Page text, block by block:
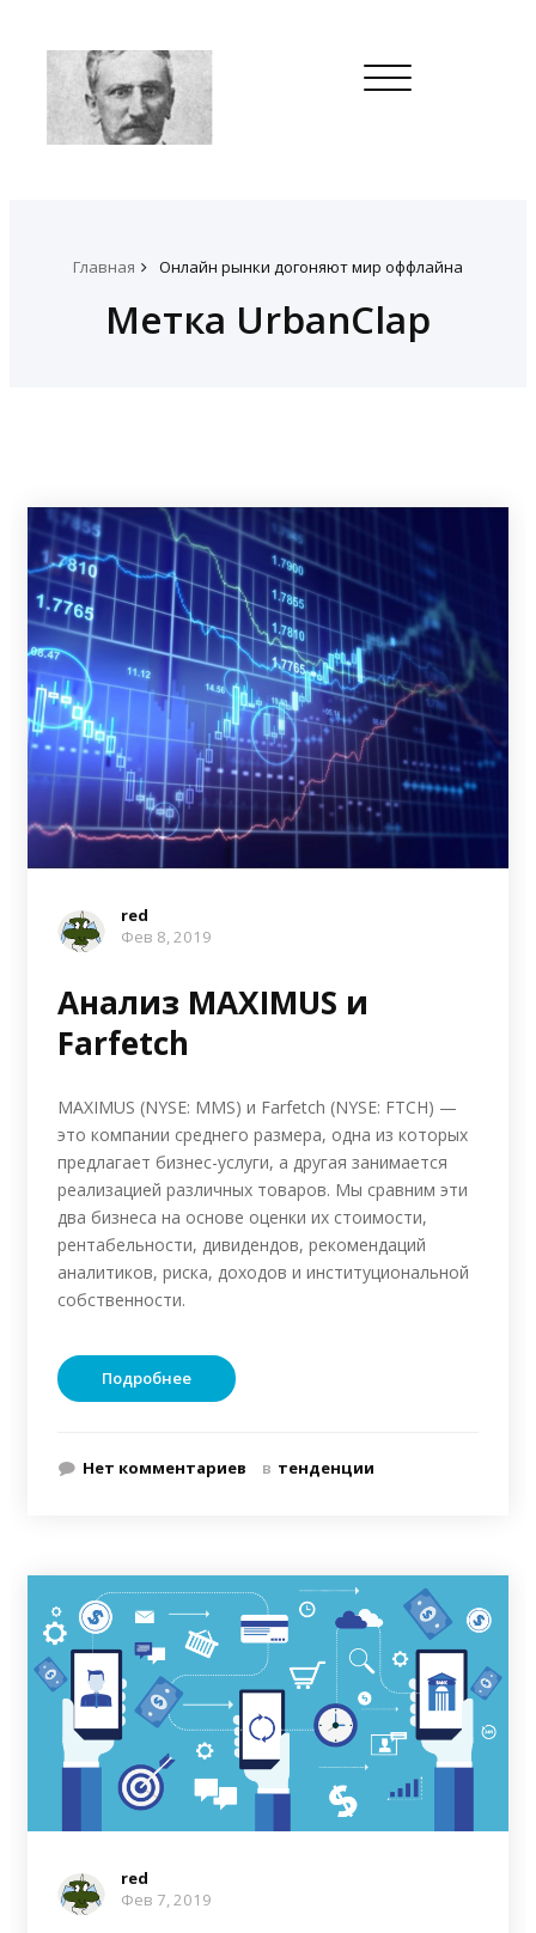
Toggle
navigation
Главная Онлайн рынки догоняют мир оффлайна
Метка UrbanClap
red
Фев 8, 2019
Анализ MAXIMUS и
Farfetch
MAXIMUS (NYSE: MMS) и Farfetch (NYSE: FTCH) —
это компании среднего размера, одна из которых
предлагает бизнес-услуги, а другая занимается
реализацией различных товаров. Мы сравним эти
два бизнеса на основе оценки их стоимости,
рентабельности, дивидендов, рекомендаций
аналитиков, риска, доходов и институциональной
собственности.
Подробнее
Нет комментариев в тенденции
red
Фев 7, 2019